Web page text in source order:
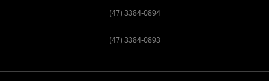
(47) 3384-0894
(47) 3384-0893